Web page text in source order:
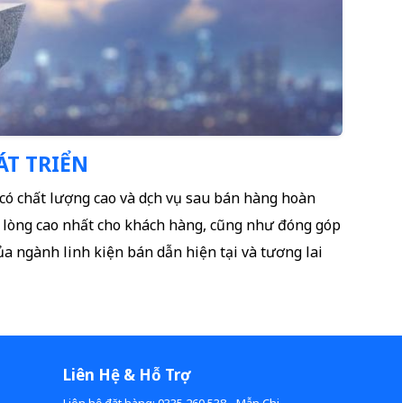
TRIỂN
chất lượng cao và dịch vụ sau bán hàng hoàn
cao nhất cho khách hàng, cũng như đóng góp
ngành linh kiện bán dẫn hiện tại và tương lai
Liên Hệ & Hỗ Trợ